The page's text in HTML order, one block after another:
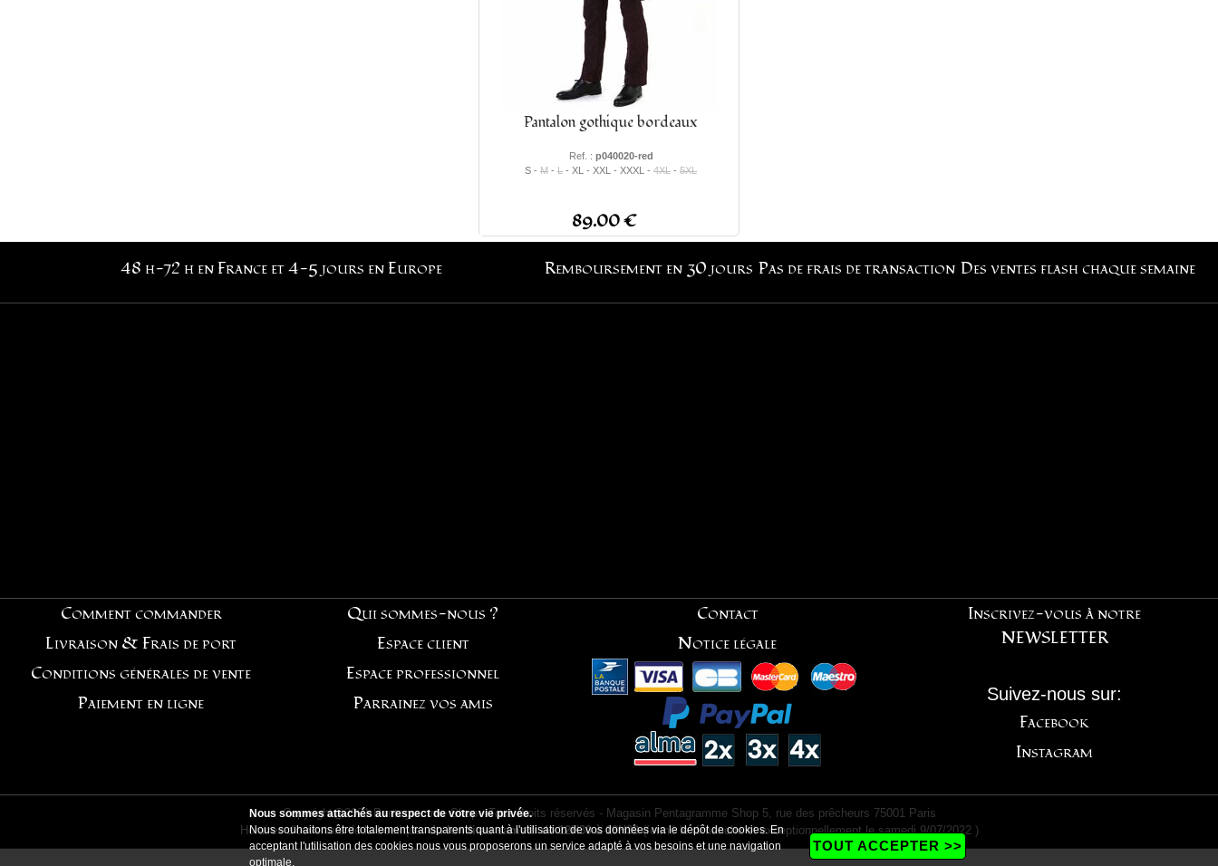
Pantalon gothique bordeaux
Ref. : p040020-red
S - M - L - XL - XXL - XXXL - 4XL - 5XL
89.00 €
48 h-72 h en France et 4-5 jours en Europe Remboursement en 30 jours Pas de frais de transaction Des ventes flash chaque semaine
Comment commander
Livraison & Frais de port
Conditions générales de vente
Paiement en ligne
Qui sommes-nous ?
Espace client
Espace professionnel
Parrainez vos amis
Contact
Notice légale
Inscrivez-vous à notre
NEWSLETTER
Suivez-nous sur:
Facebook
Instagram
Copyright@2021 Pentagramme Shop - Tous droits réservés - Magasin Pentagramme Shop 5, rue des prêcheurs 75001 Paris
Horaires d'ouverture de la boutique:du lundi au samedi de 12H30 à 19H30(fermé le dimanche et exceptionnellement le samedi 9/07/2022 )
Nous sommes attachés au respect de votre vie privée.
Nous souhaitons être totalement transparents quant à l'utilisation de vos données via le dépôt de cookies. En
acceptant l'utilisation des cookies nous vous proposerons un service adapté à vos besoins et une navigation
optimale.
TOUT ACCEPTER >>